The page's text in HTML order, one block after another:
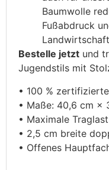
Baumwolle
Fußabdruck
Bestelle jetzt und
Jugendstils mit
• 100 %
• Maße: 40,6 cm ×
• Maximale
• 2,5 cm breite
• Offenes